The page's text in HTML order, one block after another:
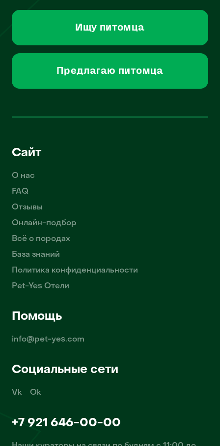
Ищу питомца
Предлагаю питомца
Сайт
О нас
FAQ
Отзывы
Онлайн-подбор
Всё о породах
База знаний
Политика конфиденциальности
Pet-Yes Отели
Помощь
info@pet-yes.com
Социальные сети
Vk Ok
+7 921 646-00-00